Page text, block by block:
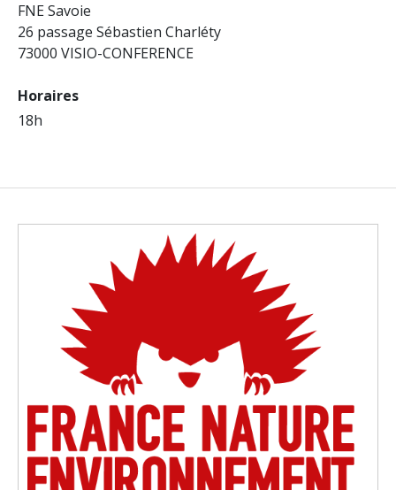
FNE Savoie
26 passage Sébastien Charléty
73000 VISIO-CONFERENCE
Horaires
18h